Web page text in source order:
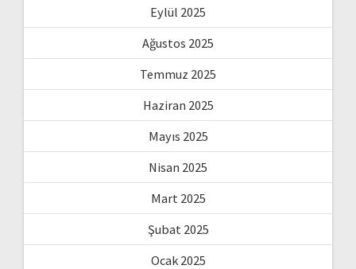
Eylül 2025
Ağustos 2025
Temmuz 2025
Haziran 2025
Mayıs 2025
Nisan 2025
Mart 2025
Şubat 2025
Ocak 2025